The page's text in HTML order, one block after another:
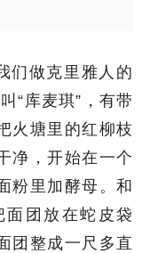
们做克里雅人的
“库麦琪”，有带
火塘里的红柳枝
净，开始在一个
粉里加酵母。和
团放在蛇皮袋
团整成一尺多直